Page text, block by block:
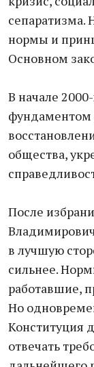
сепаратизма.
нормы и
Основном
В начале
фундаментом
общества,
После
в лучшую
сильнее.
работавшие,
Но
Конституция
отвечать